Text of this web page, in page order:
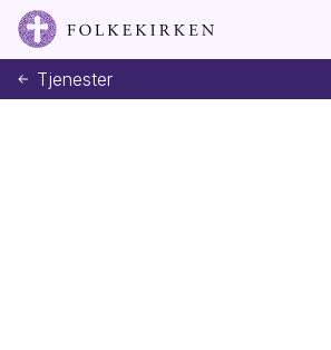
Tjenester